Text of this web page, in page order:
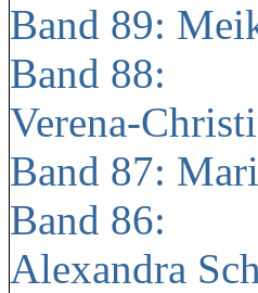
Band 89:
Band 88:
Verena-
Band 87:
Band 86:
Alexandra